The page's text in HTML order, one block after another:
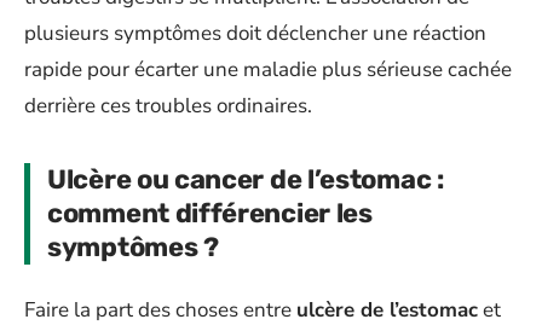
plusieurs symptômes doit déclencher une réaction
rapide pour écarter une maladie plus sérieuse cachée
derrière ces troubles ordinaires.
Ulcère ou cancer de l’estomac :
comment différencier les
symptômes ?
Faire la part des choses entre ulcère de l’estomacet